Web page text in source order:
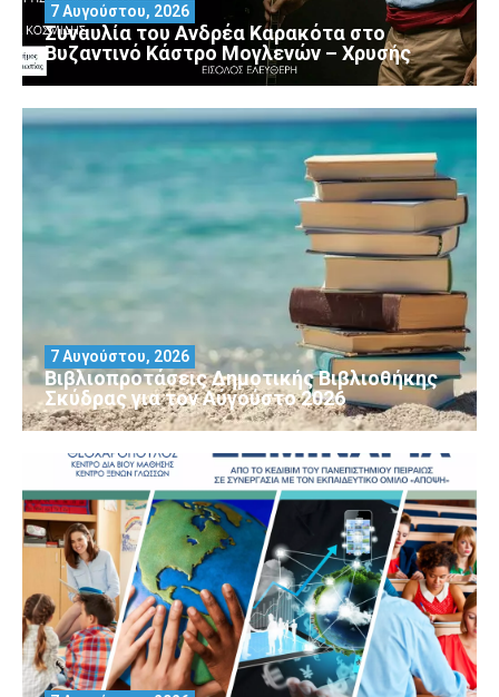
Συναυλία του Ανδρέα Καρακότα στο
Βυζαντινό Κάστρο Μογλενών – Χρυσής
7 Αυγούστου, 2026
Βιβλιοπροτάσεις Δημοτικής Βιβλιοθήκης
Σκύδρας για τον Αύγούστο 2026
7 Αυγούστου, 2026